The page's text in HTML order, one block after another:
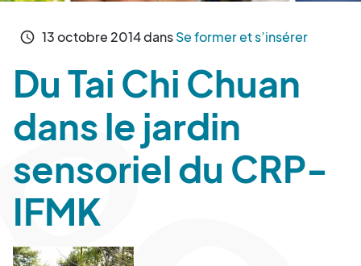
schedule 13octobre 2014dansSe former et s’insérer
Du Tai Chi Chuan
dans le jardin
sensoriel du CRP-
IFMK